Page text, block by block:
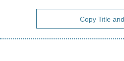
Copy Title